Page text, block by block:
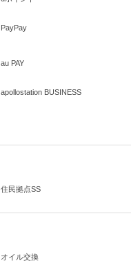
PayPay
au PAY
apollostation BUSINESS
住民拠点SS
オイル交換